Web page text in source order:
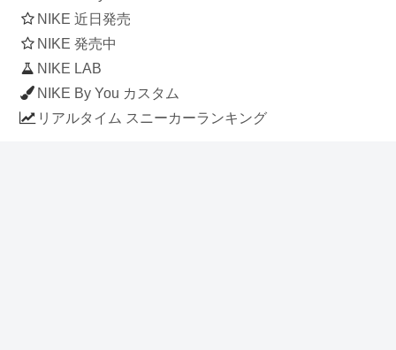
NIKE 近日発売
NIKE 発売中
NIKE LAB
NIKE By You カスタム
リアルタイム スニーカーランキング